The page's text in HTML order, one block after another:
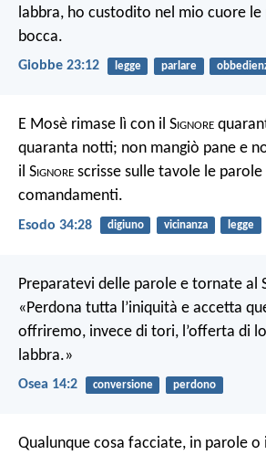
labbra, ho custodito nel mio cuore le
bocca.
Giobbe 23:12 legge parlare
E Mosè rimase lì con il Signore
quaranta notti; non mangiò pane e
il Signore scrisse sulle tavole le
comandamenti.
Esodo 34:28 digiuno vicinanza legge
Preparatevi delle parole e tornate al
«Perdona tutta l’iniquità e accetta
offriremo, invece di tori, l’offerta di
labbra.»
Osea 14:2 conversione perdono
Qualunque cosa facciate, in parole